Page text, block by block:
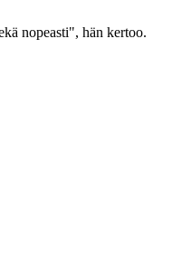
nopeasti", hän kertoo.